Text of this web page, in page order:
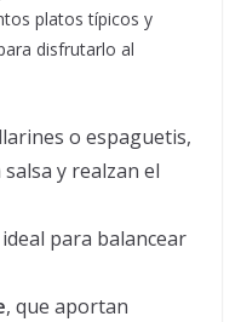
platos típicos y
disfrutarlo al
o espaguetis,
y realzan el
ideal para balancear
, que aportan